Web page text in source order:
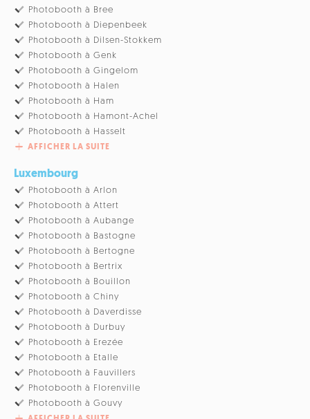
Photobooth à Bree
Photobooth à Diepenbeek
Photobooth à Dilsen-Stokkem
Photobooth à Genk
Photobooth à Gingelom
Photobooth à Halen
Photobooth à Ham
Photobooth à Hamont-Achel
Photobooth à Hasselt
AFFICHER LA SUITE
Luxembourg
Photobooth à Arlon
Photobooth à Attert
Photobooth à Aubange
Photobooth à Bastogne
Photobooth à Bertogne
Photobooth à Bertrix
Photobooth à Bouillon
Photobooth à Chiny
Photobooth à Daverdisse
Photobooth à Durbuy
Photobooth à Erezée
Photobooth à Etalle
Photobooth à Fauvillers
Photobooth à Florenville
Photobooth à Gouvy